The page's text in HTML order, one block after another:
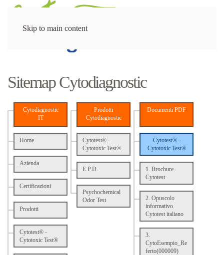
Skip to main content
Sitemap Cytodiagnostic
Cytodiagnostic
IT
Home
Azienda
Certificazioni
Prodotti
Cytotest® -
Cytotoxic Test®
Prodotti
Cytodiagnostic
Cytotest® -
Cytotoxic Test®
E.P.D.
Psychochemical
Odor Test
Documenti PDF
Cytotest® -
Cytotoxic Test®
1. Brochure
Cytotest
2. Opuscolo
informativo
Cytotest italiano
3.
CytoEsempio_Re
ferto(000009)